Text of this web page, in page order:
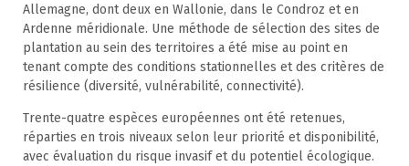
Allemagne, dont deux en Wallonie, dans le Condroz et en
Ardenne méridionale. Une méthode de sélection des sites de
plantation au sein des territoires a été mise au point en
tenant compte des conditions stationnelles et des critères de
résilience (diversité, vulnérabilité, connectivité).
Trente-quatre espèces européennes ont été retenues,
réparties en trois niveaux selon leur priorité et disponibilité,
avec évaluation du risque invasif et du potentiel écologique.